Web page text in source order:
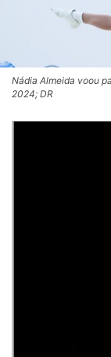
Nádia Almeida voou
2024; DR